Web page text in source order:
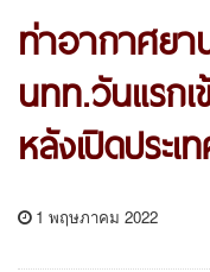
ท่าอากาศย
นทท.วันแรก
หลังเปิดประเ
1 พฤษภาคม 2022